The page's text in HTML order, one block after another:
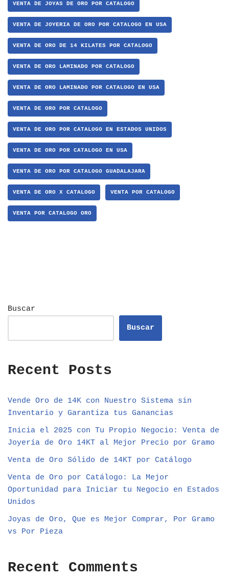
VENTA DE JOYAS DE ORO POR CATALOGO
VENTA DE JOYERIA DE ORO POR CATALOGO EN USA
VENTA DE ORO DE 14 KILATES POR CATALOGO
VENTA DE ORO LAMINADO POR CATALOGO
VENTA DE ORO LAMINADO POR CATALOGO EN USA
VENTA DE ORO POR CATALOGO
VENTA DE ORO POR CATALOGO EN ESTADOS UNIDOS
VENTA DE ORO POR CATALOGO EN USA
VENTA DE ORO POR CATALOGO GUADALAJARA
VENTA DE ORO X CATALOGO VENTA POR CATALOGO
VENTA POR CATALOGO ORO
Buscar
Buscar
Recent Posts
Vende Oro de 14K con Nuestro Sistema sin
Inventario y Garantiza tus Ganancias
Inicia el 2025 con Tu Propio Negocio: Venta de
Joyería de Oro 14KT al Mejor Precio por Gramo
Venta de Oro Sólido de 14KT por Catálogo
Venta de Oro por Catálogo: La Mejor
Oportunidad para Iniciar tu Negocio en Estados
Unidos
Joyas de Oro, Que es Mejor Comprar, Por Gramo
vs Por Pieza
Recent Comments